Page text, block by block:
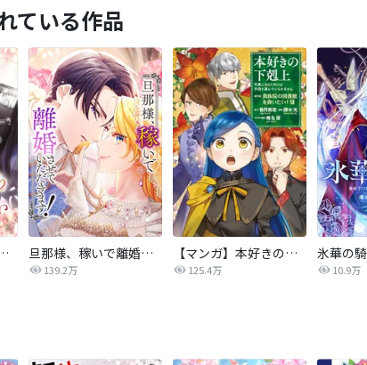
ている作品
してください 旦那様、稼いで離婚させていただきます！
139.2万
【マンガ】本好きの下剋上 第四部
125.4万 10.9万